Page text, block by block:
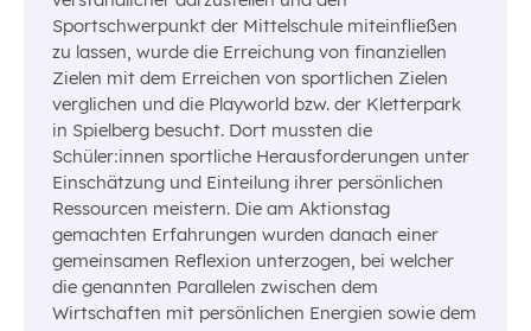
Sportschwerpunkt der Mittelschule miteinfließen
zu lassen, wurde die Erreichung von finanziellen
Zielen mit dem Erreichen von sportlichen Zielen
verglichen und die Playworld bzw. der Kletterpark
in Spielberg besucht. Dort mussten die
Schüler:innen sportliche Herausforderungen unter
Einschätzung und Einteilung ihrer persönlichen
Ressourcen meistern. Die am Aktionstag
gemachten Erfahrungen wurden danach einer
gemeinsamen Reflexion unterzogen, bei welcher
die genannten Parallelen zwischen dem
Wirtschaften mit persönlichen Energien sowie dem